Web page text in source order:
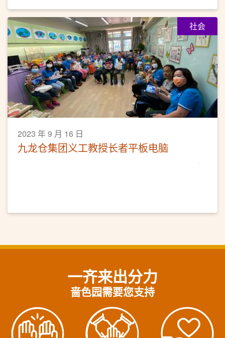
社会
2023 年 9 月 16 日
九龙仓集团义工教授长者平板电脑
一齐来出分力
啬色园需要您支持